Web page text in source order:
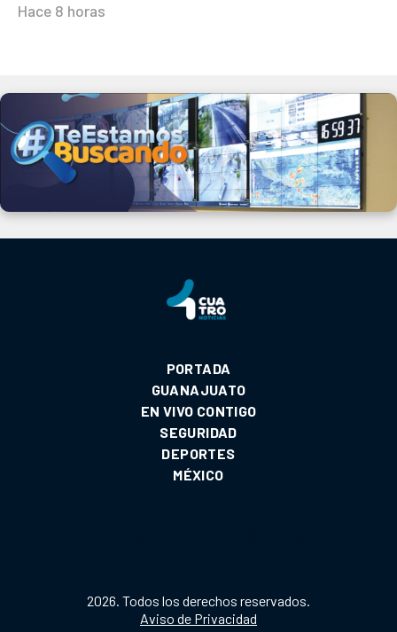
Hace 8 horas
PORTADA
GUANAJUATO
EN VIVO CONTIGO
SEGURIDAD
DEPORTES
MÉXICO
2026. Todos los derechos reservados.
Aviso de Privacidad